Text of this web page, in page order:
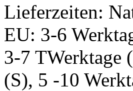
Lieferzeiten:
EU: 3-6
3-7 TWerktage
(S), 5 -10